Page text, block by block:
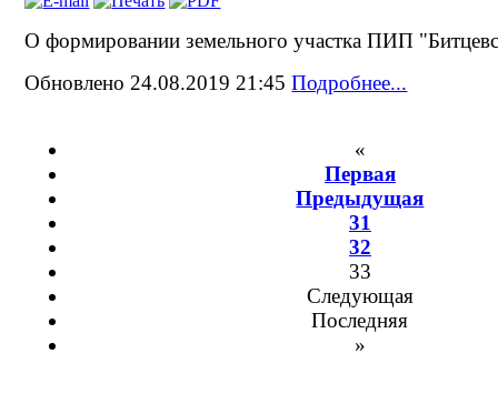
О формировании земельного участка ПИП
Обновлено 24.08.2019 21:45Подробнее...
«
Первая
Предыдущая
31
32
33
Следующая
Последняя
»